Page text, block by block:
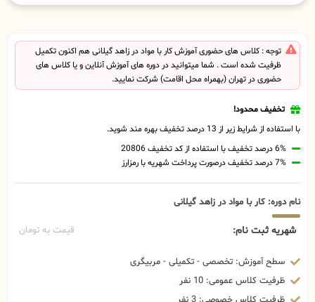
توجه : کلاس های حضوری آموزش کار با مواد در زاهد گیلانی هم اکنون تکمیل
ظرفیت شده است . شما میتوانید در دوره های آموزش آنلاین و یا کلاس های
حضوری در تهران (بهمراه محل اقامت) شرکت نمایید.
تخفیف محدود!
با استفاده از شرایط زیر از 13 درصد تخفیف بهره مند شوید.
6% درصد تخفیف با استفاده از کد تخفیف 20806
7% درصد تخفیف درصورت پرداخت شهریه با رمزارز
نام دوره: کار با مواد در زاهد گیلانی
شهریه ثبت نام: قیمت به تومان
سطح آموزش: تخصصی - تکمیلی - مربیگری
ظرفیت کلاس عمومی: 10 نفر